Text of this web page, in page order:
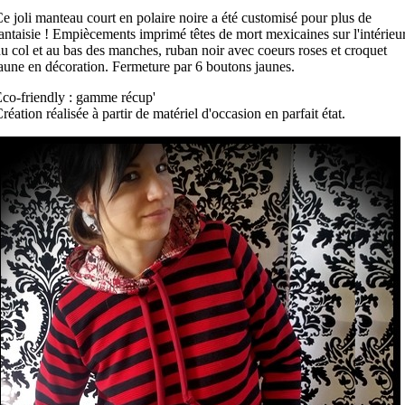
joli manteau court en polaire noire a été customisé pour plus de
! Empiècements imprimé têtes de mort mexicaines sur
col et au bas des manches, ruban noir avec coeurs roses et croquet
en décoration. Fermeture par 6 boutons jaunes.
friendly : gamme récup'
réalisée à partir de matériel d'occasion en parfait état.